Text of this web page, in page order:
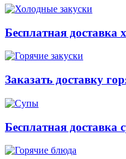
Бесплатная доставка
Заказать доставку
Бесплатная доставка